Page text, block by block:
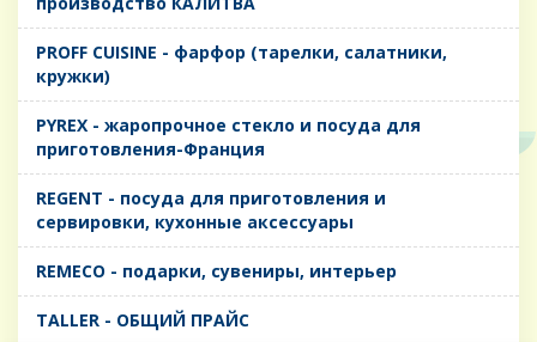
PROFF CUISINE - фарфор (тарелки, салатники,
кружки)
PYREX - жаропрочное стекло и посуда для
приготовления-Франция
REGENT - посуда для приготовления и
сервировки, кухонные аксессуары
REMECO - подарки, сувениры, интерьер
TALLER - ОБЩИЙ ПРАЙС